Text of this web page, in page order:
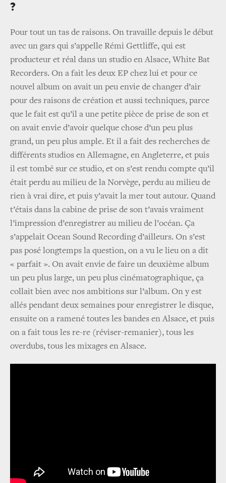
?
Pour tout un tas de raisons. On travaille depuis le début
avec un gars qui s’appelle Rémi Gettliffe, qui est
producteur et réal dans un studio en Alsace, White Bat
Recorders. On a fait les deux EP chez lui et pour ce
nouvel album on avait un peu envie de changer d’air
pour des raisons de création et aussi techniques, parce
que le fait est qu’il a une petite pièce de prise de son et
on avait envie d’avoir quelque chose d’un peu plus
grand, un peu plus ample. Et il a fait des recherches de
différents studios en Allemagne, en Angleterre, et puis
il est tombé sur ce studio, et on s’est rendu compte qu’il
était perdu au milieu de la Norvège, perdu au milieu de
rien à vrai dire, et puis y’avait la mer tout autour. Quand
t’étais dans la cabine de prise de son t’avais vraiment
l’impression d’enregistrer au milieu de l’océan. Ça
s’appelait Ocean Sound Recording d’ailleurs. On s’est
pas posé longtemps la question, on a vu le lieu on a dit
« parfait ». On avait envie de faire un deuxième album
un peu plus large, un peu plus cinématographique, ça
collait bien avec nos ambitions sur l’album. On y est
allés pendant deux semaines pour enregistrer le disque,
ensuite on a ramené toutes les bandes en Alsace, et puis
on a fait tous les re-re (réviser-remanier), tous les
overdubs, tous les mixages en Alsace.